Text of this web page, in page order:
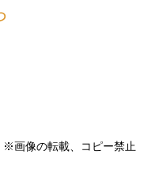
※画像の転載、コピー禁止